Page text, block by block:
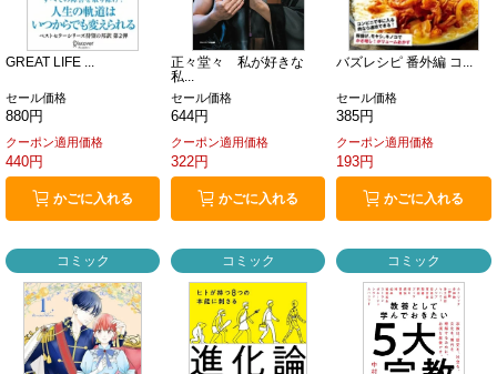
GREAT LIFE ...
セール価格
880円
クーポン適用価格
440円
かごに入れる
正々堂々 私が好きな
私...
セール価格
644円
クーポン適用価格
322円
かごに入れる
バズレシピ 番外編 コ...
セール価格
385円
クーポン適用価格
193円
かごに入れる
コミック コミック コミック